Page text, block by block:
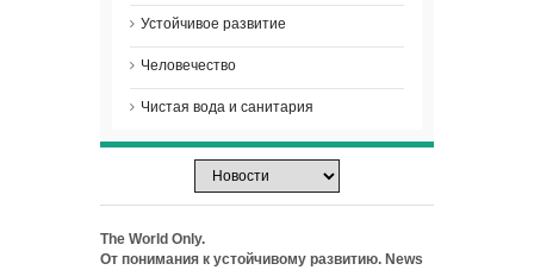
Устойчивое развитие
Человечество
Чистая вода и санитария
The World Only.
От понимания к устойчивому развитию. News